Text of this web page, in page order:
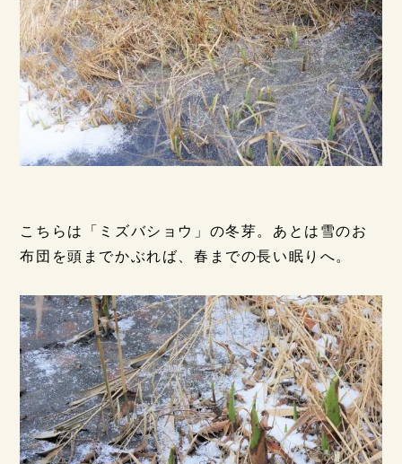
こちらは「ミズバショウ」の冬芽。あとは雪のお
布団を頭までかぶれば、春までの長い眠りへ。